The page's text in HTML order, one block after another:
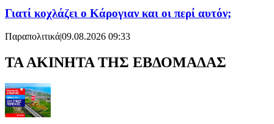
Γιατί κοχλάζει ο Κάρογιαν και οι περί αυτόν;
Παραπολιτικά|09.08.2026 09:33
ΤΑ ΑΚΙΝΗΤΑ ΤΗΣ ΕΒΔΟΜΑΔΑΣ